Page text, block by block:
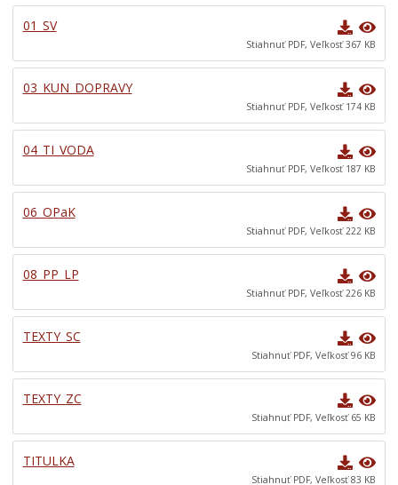
Mesto Sliač
Mestské zastupiteľstvo
Komisie
Elektronické služby
Verejné obstarávania
ÚZEMNÉ PLÁNOVANIE
Protispoločenská činnosť
Voľby prezidenta SR 2024
01_SV
Stiahnuť PDF, Veľkosť 367 KB
03_KUN_DOPRAVY
Stiahnuť PDF, Veľkosť 174 KB
04_TI_VODA
Stiahnuť PDF, Veľkosť 187 KB
06_OPaK
Stiahnuť PDF, Veľkosť 222 KB
08_PP_LP
Stiahnuť PDF, Veľkosť 226 KB
TEXTY_SC
Stiahnuť PDF, Veľkosť 96 KB
TEXTY_ZC
Stiahnuť PDF, Veľkosť 65 KB
TITULKA
Stiahnuť PDF, Veľkosť 83 KB